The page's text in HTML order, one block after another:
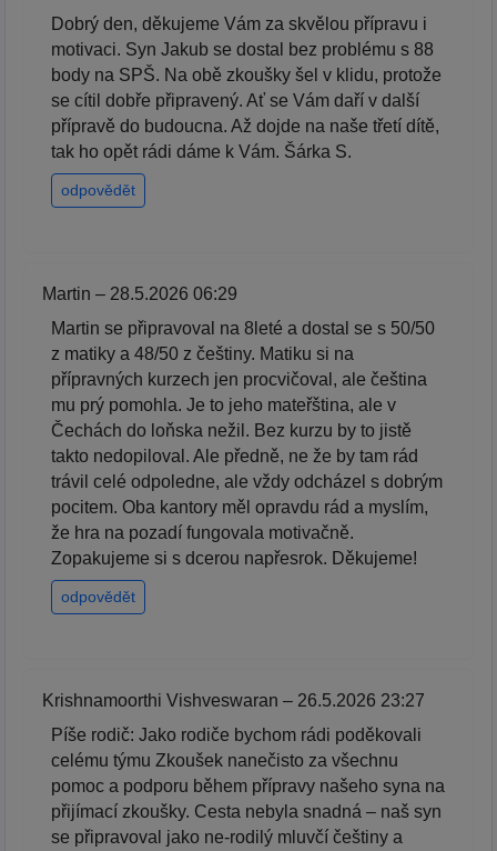
Dobrý den, děkujeme Vám za skvělou přípravu i
motivaci. Syn Jakub se dostal bez problému s 88
body na SPŠ. Na obě zkoušky šel v klidu, protože
se cítil dobře připravený. Ať se Vám daří v další
přípravě do budoucna. Až dojde na naše třetí dítě,
tak ho opět rádi dáme k Vám. Šárka S.
odpovědět
Martin – 28.5.2026 06:29
Martin se připravoval na 8leté a dostal se s 50/50
z matiky a 48/50 z češtiny. Matiku si na
přípravných kurzech jen procvičoval, ale čeština
mu prý pomohla. Je to jeho mateřština, ale v
Čechách do loňska nežil. Bez kurzu by to jistě
takto nedopiloval. Ale předně, ne že by tam rád
trávil celé odpoledne, ale vždy odcházel s dobrým
pocitem. Oba kantory měl opravdu rád a myslím,
že hra na pozadí fungovala motivačně.
Zopakujeme si s dcerou napřesrok. Děkujeme!
odpovědět
Krishnamoorthi Vishveswaran – 26.5.2026 23:27
Píše rodič: Jako rodiče bychom rádi poděkovali
celému týmu Zkoušek nanečisto za všechnu
pomoc a podporu během přípravy našeho syna na
přijímací zkoušky. Cesta nebyla snadná – naš syn
se připravoval jako ne-rodilý mluvčí češtiny a